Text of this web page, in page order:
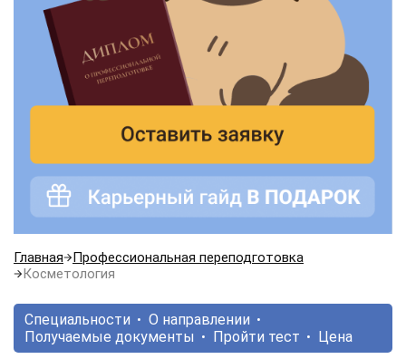
Главная
Профессиональная переподготовка
Косметология
Специальности
О направлении
Получаемые документы
Пройти тест Цена